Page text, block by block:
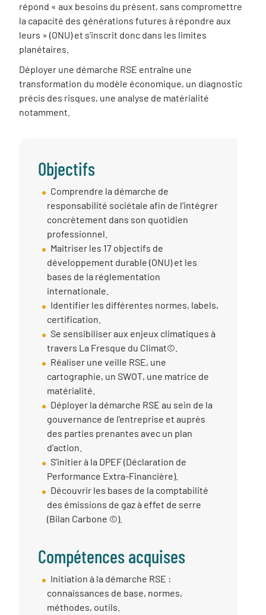
répond « aux besoins du présent, sans compromettre
la capacité des générations futures à répondre aux
leurs » (ONU) et s’inscrit donc dans les limites
planétaires.
Déployer une démarche RSE entraîne une
transformation du modèle économique, un diagnostic
précis des risques, une analyse de matérialité
notamment.
Objectifs
Objectif
session
Comprendre la démarche de
responsabilité sociétale afin de l’intégrer
concrètement dans son quotidien
professionnel.
Maitriser les 17 objectifs de
développement durable (ONU) et les
bases de la réglementation
internationale.
Identifier les différentes normes, labels,
certification.
Se sensibiliser aux enjeux climatiques à
travers La Fresque du Climat©️.
Réaliser une veille RSE, une
cartographie, un SWOT, une matrice de
matérialité.
Déployer la démarche RSE au sein de la
gouvernance de l’entreprise et auprès
des parties prenantes avec un plan
d’action.
S’initier à la DPEF (Déclaration de
Performance Extra-Financière).
Découvrir les bases de la comptabilité
des émissions de gaz à effet de serre
(Bilan Carbone ©️).
Compétences acquises
Compétences
Acquises
Initiation à la démarche RSE :
connaissances de base, normes,
méthodes, outils.